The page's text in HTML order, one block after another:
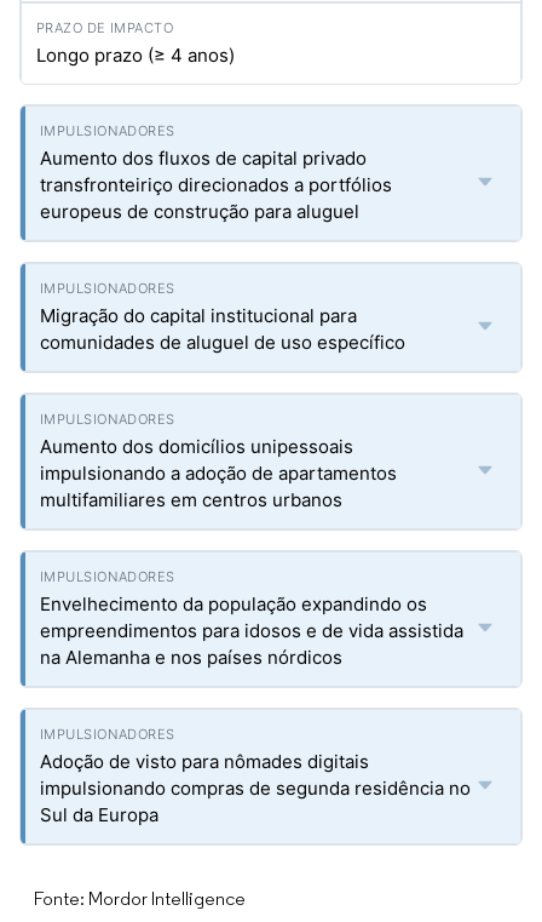
Longo prazo (≥ 4 anos)
Aumento dos fluxos de capital privado
transfronteiriço direcionados a portfólios
europeus de construção para aluguel
Migração do capital institucional para
comunidades de aluguel de uso específico
Aumento dos domicílios unipessoais
impulsionando a adoção de apartamentos
multifamiliares em centros urbanos
Envelhecimento da população expandindo os
empreendimentos para idosos e de vida assistida
na Alemanha e nos países nórdicos
Adoção de visto para nômades digitais
impulsionando compras de segunda residência no
Sul da Europa
Fonte: Mordor Intelligence